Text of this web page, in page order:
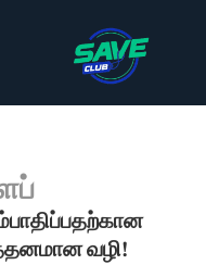
வழி!